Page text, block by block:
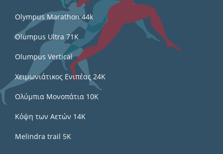
Olympus Marathon 44k
Olumpus Ultra 71K
Olumpus Vertical
Χειμωνιάτικος Ενιπέας 24Κ
Ολύμπια Μονοπάτια 10Κ
Κόψη των Αετών 14Κ
Melindra trail 5Κ